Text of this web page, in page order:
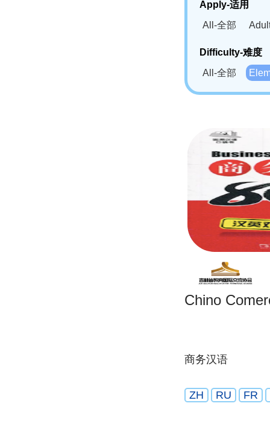
Apply-适用
All-全部
Difficulty-难度
All-全部
Chino
商务汉语
ZH RU FR